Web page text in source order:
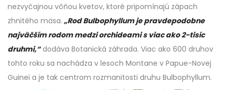
nezvyčajnou vôňou kvetov, ktoré pripomínajú zápach
zhnitého mäsa. „Rod Bulbophyllum je pravdepodobne
najväčším rodom medzi orchideami s viac ako 2-tisíc
druhmi,“dodáva Botanická záhrada. Viac ako 600 druhov
tohto roku sa nachádza v lesoch Montane v Papue-Novej
Guinei a je tak centrom rozmanitosti druhu Bulbophyllum.